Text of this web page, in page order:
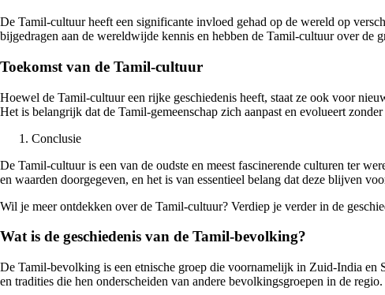
De Tamil-cultuur heeft een significante invloed gehad op de wereld op
bijgedragen aan de wereldwijde kennis en hebben de Tamil-cultuur over de
Toekomst van de Tamil-cultuur
Hoewel de Tamil-cultuur een rijke geschiedenis heeft, staat ze ook voor
Het is belangrijk dat de Tamil-gemeenschap zich aanpast en evolueert
Conclusie
De Tamil-cultuur is een van de oudste en meest fascinerende culturen ter
en waarden doorgegeven, en het is van essentieel belang dat deze blijven
Wil je meer ontdekken over de Tamil-cultuur? Verdiep je verder in de
Wat is de geschiedenis van de Tamil-bevolking?
De Tamil-bevolking is een etnische groep die voornamelijk in Zuid-India en
en tradities die hen onderscheiden van andere bevolkingsgroepen in de regio.